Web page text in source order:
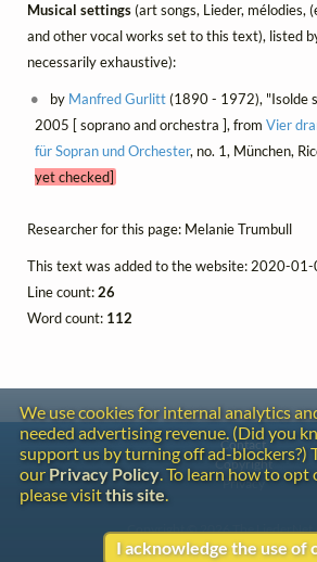
Musical settings(art songs, Lieder, mélodies,
and other vocal works set to this text), listed
necessarily exhaustive):
by Manfred Gurlitt(1890 - 1972), "Isolde
2005 [ soprano and orchestra ], from Vier
für Sopran und Orchester, no. 1, München,
yet checked]
Researcher for this page: Melanie Trumbull
This text was added to the website: 2020-01-
Line count:26
Word count: 112
We use cookies for internal analytics
needed advertising revenue. (Did you
support us by turning off ad-blockers?)
our Privacy Policy. To learn how to opt
please visitthis site.
I acknowledge the use of
Contact
Copyright
Privacy
Copyright © 2026 The LiederNet